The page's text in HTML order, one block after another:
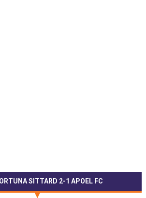
SITTARD 2-1 APOEL FC